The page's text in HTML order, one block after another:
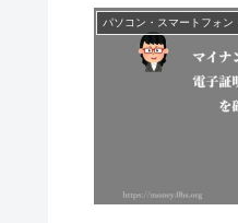
パソコン・スマートフォン